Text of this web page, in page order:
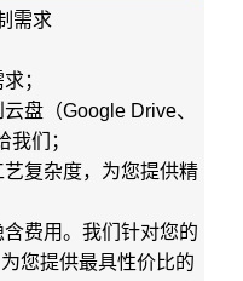
需求
；
盘（Google Drive、
们；
复杂度，为您提供精
费用。我们针对您的
您提供最具性价比的